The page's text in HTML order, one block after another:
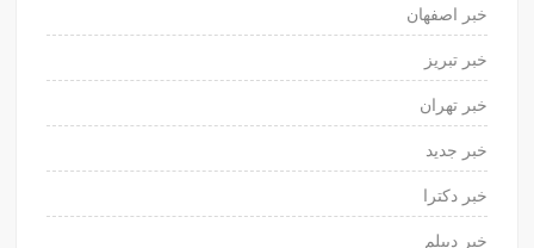
خبر اصفهان
خبر تبریز
خبر تهران
خبر جدید
خبر دکترا
خبر دیپلم